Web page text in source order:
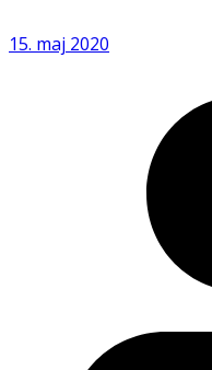
15. maj 2020